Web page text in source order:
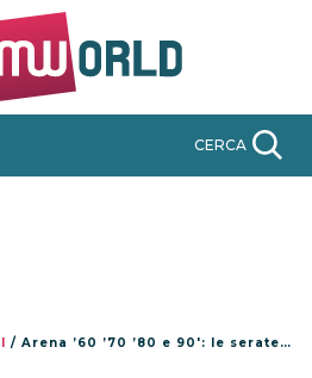
CERCA
/ Arena ’60 ’70 ’80 e 90′: le serate all’Arena di Verona con Amadeus, 2022